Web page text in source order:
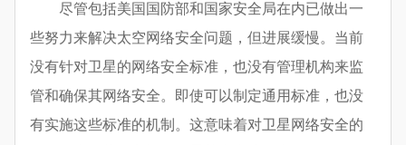
尽管包括美国国防部和国家安全局在内已做出一
些努力来解决太空网络安全问题，但进展缓慢。当前
没有针对卫星的网络安全标准，也没有管理机构来监
管和确保其网络安全。即使可以制定通用标准，也没
有实施这些标准的机制。这意味着对卫星网络安全的